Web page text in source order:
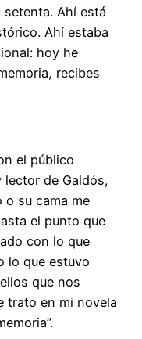
Ahí está
Ahí estaba
hoy he
recibes
el público
lector de Galdós,
o su cama me
el punto que
con lo que
lo que estuvo
que nos
trato en mi novela